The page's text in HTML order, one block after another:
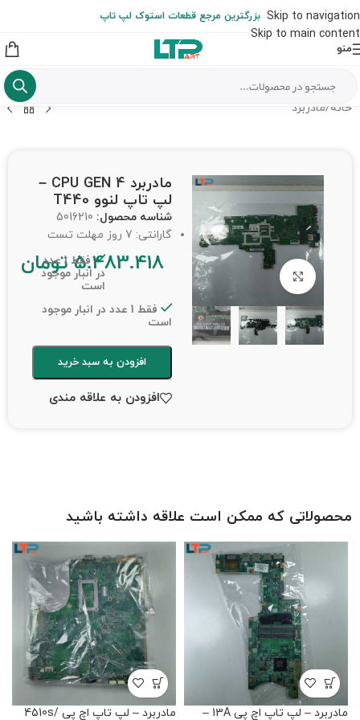
Skip to navigation
Skip to main content
از شهرستان به عهده مشتری است)
بزرگترین مرجع قطعات استوک لپ تاپ
منو
خانه /مادربرد
برای بزرگنمایی کلیک کنید
مادربرد CPU GEN 4 –
لپ تاپ لنوو T440
شناسه محصول: 5016210
گارانتی: 7 روز مهلت تست
5.483.418 تومان
فقط 1 عدد
در انبار موجود
است
فقط 1 عدد در انبار موجود
است
افزودن به سبد خرید
افزودن به علاقه مندی
محصولاتی که ممکن است علاقه داشته باشید
مادربرد – لپ تاپ اچ پی 13A –
مادربرد – لپ تاپ اچ پی 4510s/